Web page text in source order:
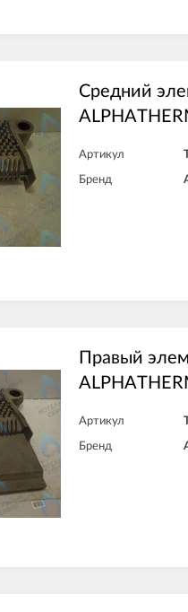
Средний
Артикул
Бренд
Правый
Артикул
Бренд